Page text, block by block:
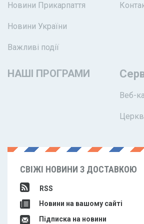
Новини Прикарпаття
Новини України
Важливі події
НАШІ ПРОГРАМИ
Веб-
СВІЖІ НОВИНИ З ДОСТАВКОЮ
RSS
Новини на вашому сайті
Підписка на новини